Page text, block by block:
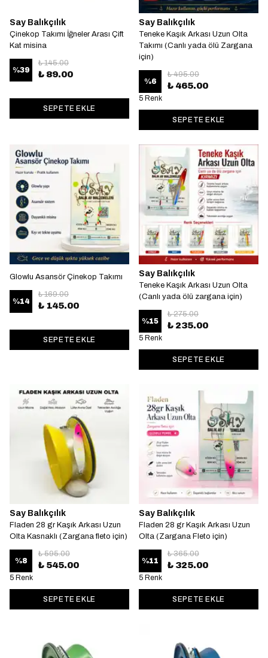
Say Balıkçılık
Çinekop Takımı İğneler Arası Çift
Kat misina
%39
₺ 145.00
₺ 89.00
SEPETE EKLE
Say Balıkçılık
Teneke Kaşık Arkası Uzun Olta
Takımı (Canlı yada ölü Zargana
için)
%6
₺ 495.00
₺ 465.00
5 Renk
SEPETE EKLE
Glowlu Asansör Çinekop Takımı
%14
₺ 169.00
₺ 145.00
SEPETE EKLE
Say Balıkçılık
Teneke Kaşık Arkası Uzun Olta
(Canlı yada ölü zargana için)
%15
₺ 275.00
₺ 235.00
5 Renk
SEPETE EKLE
Say Balıkçılık
Fladen 28 gr Kaşık Arkası Uzun
Olta Kasnaklı (Zargana fleto için)
%8
₺ 595.00
₺ 545.00
5 Renk
SEPETE EKLE
Say Balıkçılık
Fladen 28 gr Kaşık Arkası Uzun
Olta (Zargana Fleto için)
%11
₺ 365.00
₺ 325.00
5 Renk
SEPETE EKLE